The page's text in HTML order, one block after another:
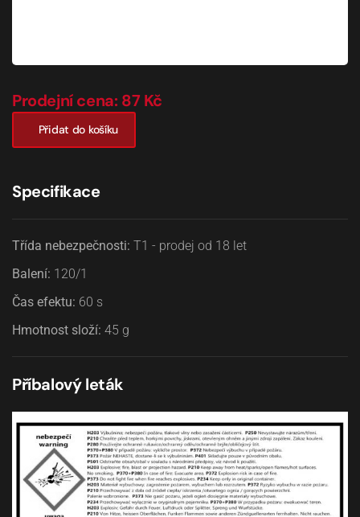
Prodejní cena: 87 Kč
Přidat do košíku
Specifikace
Třída nebezpečnosti: T1 - prodej od 18 let
Balení: 120/1
Čas efektu: 60 s
Hmotnost složí: 45 g
Příbalový leták